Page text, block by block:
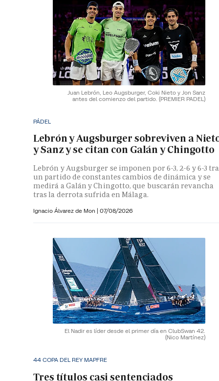
Juan Lebrón, Leo Augsburger, Coki Nieto y Jon Sanz
antes del comienzo del partido. (PREMIER PADEL)
PÁDEL
Lebrón y Augsburger sobreviven a
y Sanz y se citan con Galán y Chingotto
Lebrón y Augsburger se imponen por 6-3, 2-6 y 6-3
un partido de constantes cambios de dinámica y se
medirá a Galán y Chingotto, que buscarán revancha
tras la derrota sufrida en Málaga.
Ignacio Álvarez de Mon | 07/08/2026
El Nadir es líder desde el primer día en ClubSwan 42.
(Nico Martínez)
44 COPA DEL REY MAPFRE
Tres títulos casi sentenciados